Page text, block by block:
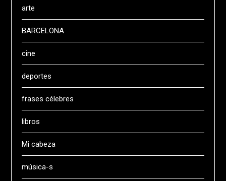
arte
BARCELONA
cine
deportes
frases célebres
libros
Mi cabeza
música-s